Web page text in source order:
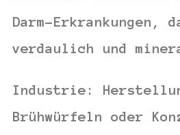
Darm-Erkrankungen,
verdaulich und
Industrie:
Brühwürfeln oder